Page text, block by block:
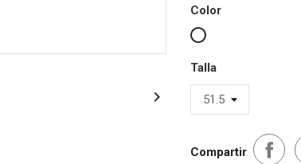

Color
Blanco
Talla
Compartir